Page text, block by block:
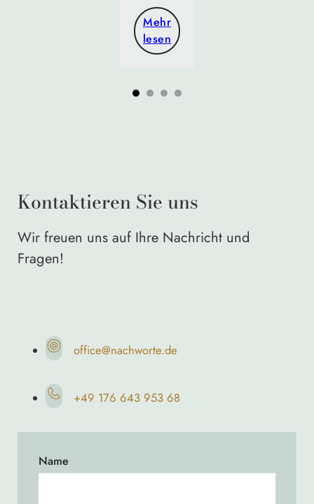
Mehr
lesen
Kontaktieren Sie uns
Wir freuen uns auf Ihre Nachricht und
Fragen!
office@nachworte.de
+49 176 643 953 68
Name